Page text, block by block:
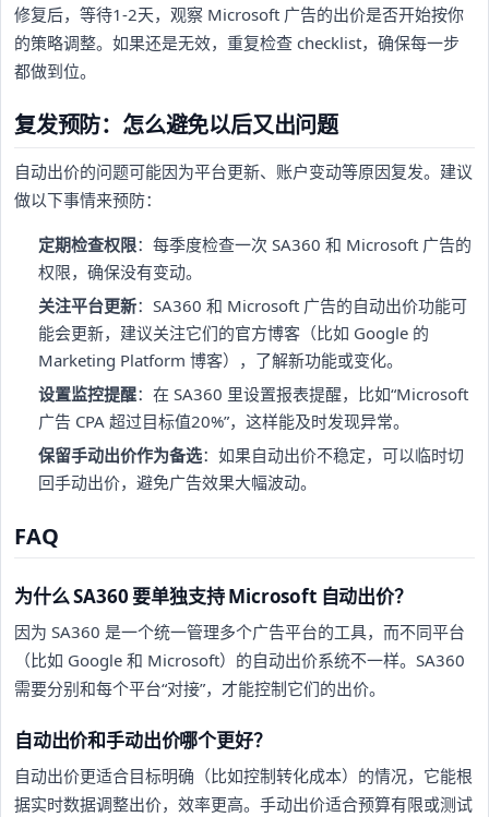
修复后，等待1-2天，观察 Microsoft 广告的出价是否开始按你
的策略调整。如果还是无效，重复检查 checklist，确保每一步
都做到位。
复发预防：怎么避免以后又出问题
自动出价的问题可能因为平台更新、账户变动等原因复发。建议
做以下事情来预防：
定期检查权限：每季度检查一次 SA360 和 Microsoft 广告的
权限，确保没有变动。
关注平台更新：SA360 和 Microsoft 广告的自动出价功能可
能会更新，建议关注它们的官方博客（比如 Google 的
Marketing Platform 博客），了解新功能或变化。
设置监控提醒：在 SA360 里设置报表提醒，比如“Microsoft
广告 CPA 超过目标值20%”，这样能及时发现异常。
保留手动出价作为备选：如果自动出价不稳定，可以临时切
回手动出价，避免广告效果大幅波动。
FAQ
为什么 SA360 要单独支持 Microsoft 自动出价？
因为 SA360 是一个统一管理多个广告平台的工具，而不同平台
（比如 Google 和 Microsoft）的自动出价系统不一样。SA360
需要分别和每个平台“对接”，才能控制它们的出价。
自动出价和手动出价哪个更好？
自动出价更适合目标明确（比如控制转化成本）的情况，它能根
据实时数据调整出价，效率更高。手动出价适合预算有限或测试